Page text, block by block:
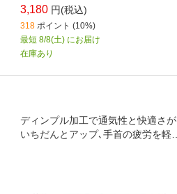
3,180 円(税込)
318 ポイント (10%)
最短 8/8(土) にお届け
在庫あり
ディンプル加工で通気性と快適さが
いちだんとアップ､手首の疲労を軽減